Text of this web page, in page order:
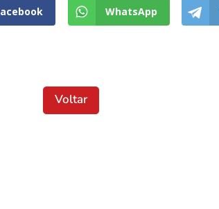
WhatsApp
Voltar